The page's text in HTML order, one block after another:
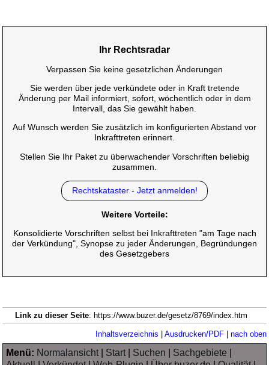
Ihr Rechtsradar
Verpassen Sie keine gesetzlichen Änderungen
Sie werden über jede verkündete oder in Kraft tretende
Änderung per Mail informiert, sofort, wöchentlich oder in dem
Intervall, das Sie gewählt haben.
Auf Wunsch werden Sie zusätzlich im konfigurierten Abstand vor
Inkrafttreten erinnert.
Stellen Sie Ihr Paket zu überwachender Vorschriften beliebig
zusammen.
Rechtskataster - Jetzt anmelden!
Weitere Vorteile:
Konsolidierte Vorschriften selbst bei Inkrafttreten "am Tage nach
der Verkündung", Synopse zu jeder Änderungen, Begründungen
des Gesetzgebers
Link zu dieser Seite: https://www.buzer.de/gesetz/8769/index.htm
Inhaltsverzeichnis Ausdrucken/PDF| nach oben
Menü: Normalansicht| Start| Suchen Sachgebiete